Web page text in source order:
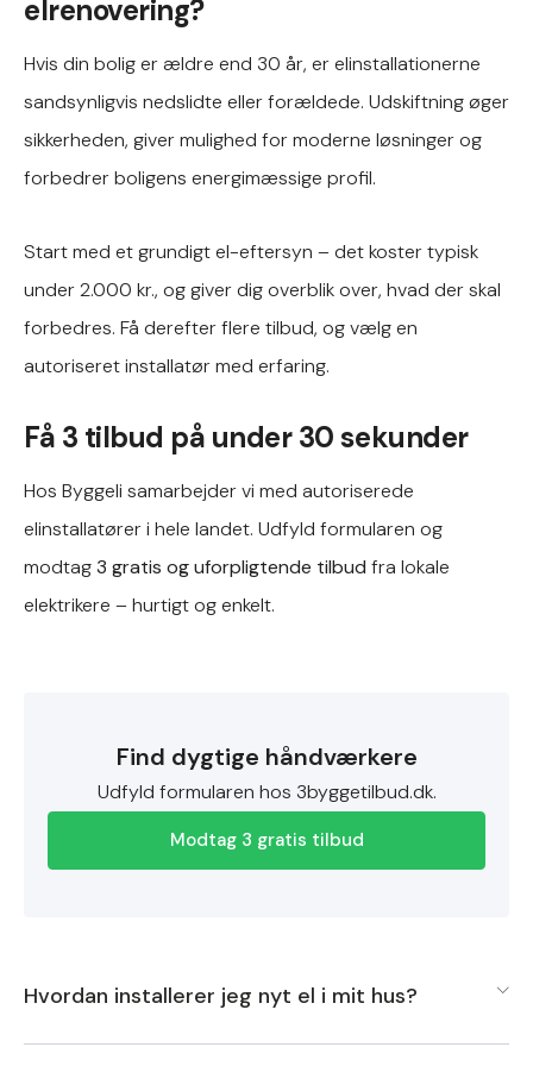
elrenovering?
Hvis din bolig er ældre end 30 år, er elinstallationerne
sandsynligvis nedslidte eller forældede. Udskiftning øger
sikkerheden, giver mulighed for moderne løsninger og
forbedrer boligens energimæssige profil.
Start med et grundigt el-eftersyn – det koster typisk
under 2.000 kr., og giver dig overblik over, hvad der skal
forbedres. Få derefter flere tilbud, og vælg en
autoriseret installatør med erfaring.
Få 3 tilbud på under 30 sekunder
Hos Byggeli samarbejder vi med autoriserede
elinstallatører i hele landet. Udfyld formularen og
modtag3 gratis og uforpligtende tilbud fra lokale
elektrikere – hurtigt og enkelt.
Find dygtige håndværkere
Udfyld formularen hos 3byggetilbud.dk.
Modtag 3 gratis tilbud
Hvordan installerer jeg nyt el i mit hus?